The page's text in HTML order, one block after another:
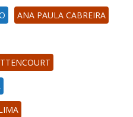
ANA PAULA CABREIRA